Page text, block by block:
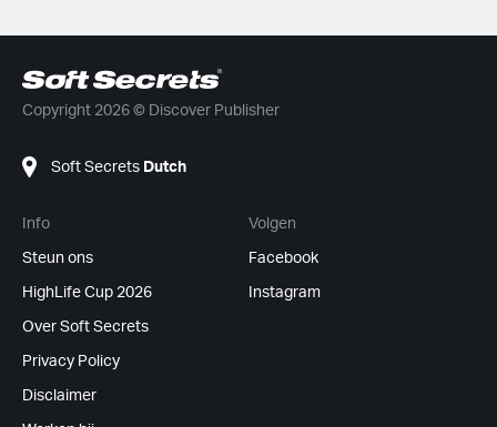
Copyright 2026 © Discover Publisher
Soft Secrets Dutch
Info
Steun ons
HighLife Cup 2026
Over Soft Secrets
Privacy Policy
Disclaimer
Volgen
Facebook
Instagram